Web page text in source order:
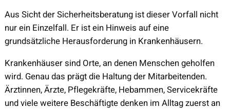
Aus Sicht der Sicherheitsberatung ist dieser Vorfall nicht
nur ein Einzelfall. Er ist ein Hinweis auf eine
grundsätzliche Herausforderung in Krankenhäusern.
Krankenhäuser sind Orte, an denen Menschen geholfen
wird. Genau das prägt die Haltung der Mitarbeitenden.
Ärztinnen, Ärzte, Pflegekräfte, Hebammen, Servicekräfte
und viele weitere Beschäftigte denken im Alltag zuerst an